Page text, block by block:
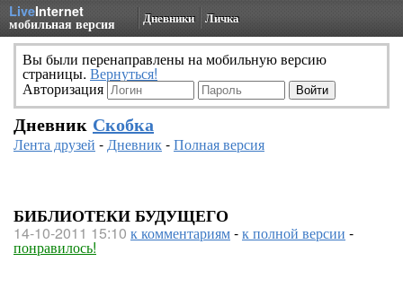
LiveInternet
мобильная версия Дневники Личка
Вы были перенаправлены на мобильную версию
страницы. Вернуться!
Авторизация
Дневник Скобка
Лента друзей -Дневник-Полная версия
БИБЛИОТЕКИ БУДУЩЕГО
14-10-2011 15:10 к комментариям-к полной версии -
понравилось!